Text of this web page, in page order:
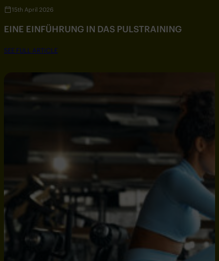
15th April 2026
EINE EINFÜHRUNG IN DAS PULSTRAINING
SEE FULL ARTICLE